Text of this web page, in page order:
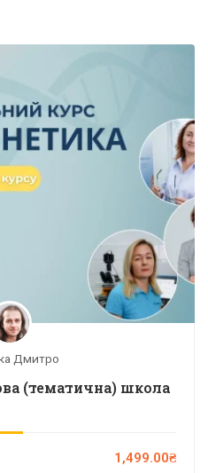
Дмитро
(тематична) школа
1,499.00₴